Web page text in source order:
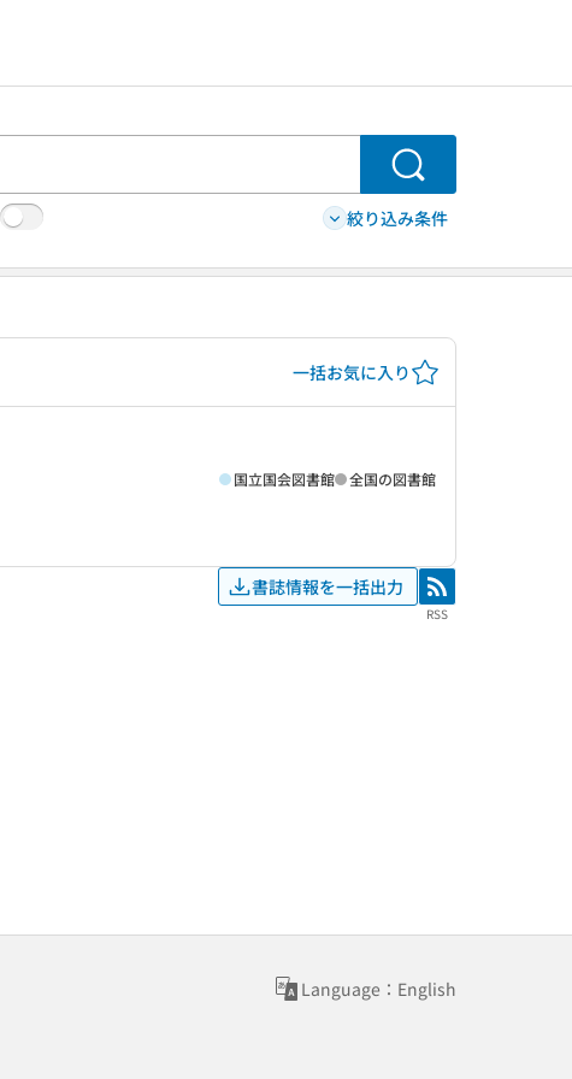
検索
絞り込み条件
一括お気に入り
国立国会図書館 全国の図書館
書誌情報を一括出力 RSS
RSS
Language：English